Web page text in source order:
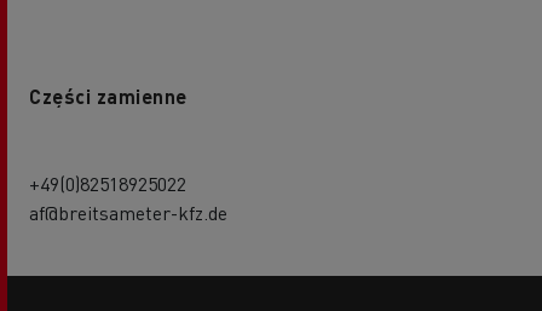
Części zamienne
+49(0)82518925022
af@breitsameter-kfz.de